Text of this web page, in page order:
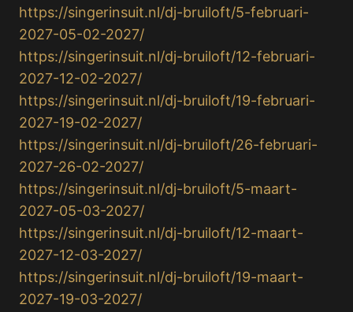
https://singerinsuit.nl/dj-bruiloft/5-februari-
2027-05-02-2027/
https://singerinsuit.nl/dj-bruiloft/12-februari-
2027-12-02-2027/
https://singerinsuit.nl/dj-bruiloft/19-februari-
2027-19-02-2027/
https://singerinsuit.nl/dj-bruiloft/26-februari-
2027-26-02-2027/
https://singerinsuit.nl/dj-bruiloft/5-maart-
2027-05-03-2027/
https://singerinsuit.nl/dj-bruiloft/12-maart-
2027-12-03-2027/
https://singerinsuit.nl/dj-bruiloft/19-maart-
2027-19-03-2027/